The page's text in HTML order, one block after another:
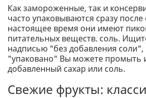
Как замороженные, так и
часто упаковываются сразу после
настоящее время они имеют
питательных веществ. соль.
надписью "без добавления
"упаковано" Вы можете промыть
добавленный сахар или соль.
Свежие фрукты: